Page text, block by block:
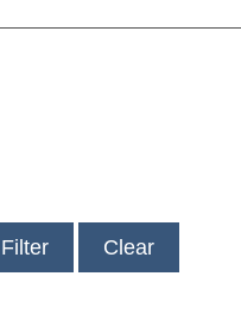
Filter Clear